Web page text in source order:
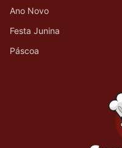
Ano Novo
Festa Junina
Páscoa